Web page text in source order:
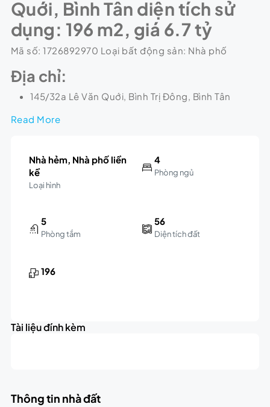
Quới, Bình Tân diện tích sử
dụng: 196 m2, giá 6.7 tỷ
Mã số: 1726892970 Loại bất động sản: Nhà phố
Địa chỉ:
145/32a Lê Văn Quới, Bình Trị Đông, Bình Tân
Read More
Nhà hẻm, Nhà phố liền
kề
Loại hình
4
Phòng ngủ
5
Phòng tắm
56
Diện tích đất
196
Tài liệu đính kèm
Thông tin nhà đất